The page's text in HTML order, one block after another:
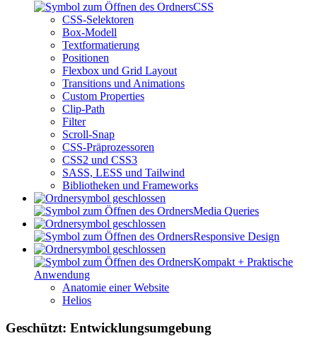
CSS
CSS-Selektoren
Box-Modell
Textformatierung
Positionen
Flexbox und Grid Layout
Transitions und Animations
Custom Properties
Clip-Path
Filter
Scroll-Snap
CSS-Präprozessoren
CSS2 und CSS3
SASS, LESS und Tailwind
Bibliotheken und Frameworks
Media Queries
Responsive Design
Kompakt + Praktische
Anwendung
Anatomie einer Website
Helios
Geschützt: Entwicklungsumgebung